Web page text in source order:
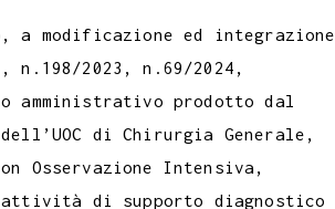
a modificazione ed integrazione
n.198/2023, n.69/2024,
amministrativo prodotto dal
di Chirurgia Generale,
Osservazione Intensiva,
attività di supporto diagnostico